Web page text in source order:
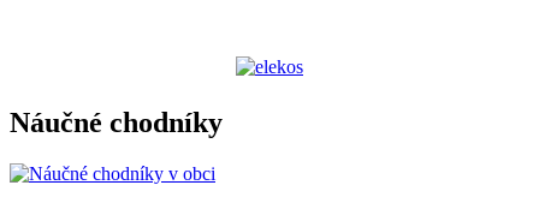
Náučné chodníky